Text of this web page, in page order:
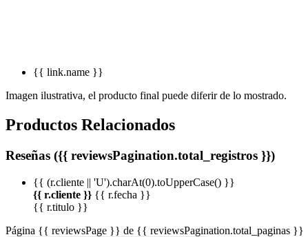
{{ link.name }}
Imagen ilustrativa, el producto final puede diferir de lo mostrado.
Productos Relacionados
Reseñas ({{ reviewsPagination.total_registros }})
{{ (r.cliente || 'U').charAt(0).toUpperCase() }}
{{ r.cliente }} {{ r.fecha }}
{{ r.titulo }}
Página {{ reviewsPage }} de {{ reviewsPagination.total_paginas }}